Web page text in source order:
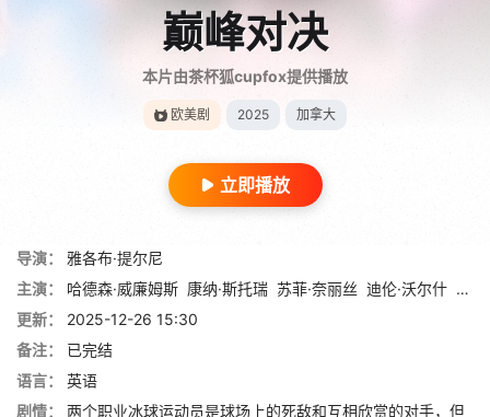
巅峰对决
本片由茶杯狐cupfox提供播放
欧美剧 2025 加拿大
立即播放
导演：
雅各布·提尔尼
主演：
哈德森·威廉姆斯 康纳·斯托瑞 苏菲·奈丽丝 迪伦·沃尔什 克里
更新：
2025-12-26 15:30
备注：
已完结
语言：
英语
剧情：
两个职业冰球运动员是球场上的死敌和互相欣赏的对手，但